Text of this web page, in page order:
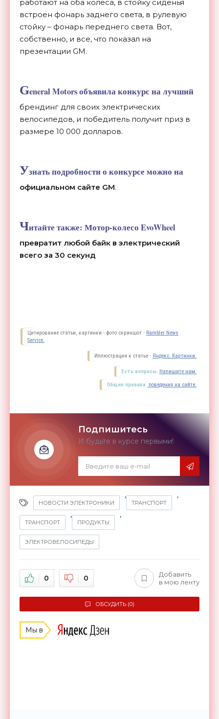
работают на оба колеса, в стойку сиденья
встроен фонарь заднего света, в рулевую
стойку – фонарь переднего света. Вот,
собственно, и все, что показал на
презентации GM.
General Motors объявила конкурс на лучший
брендинг для своих электрических
велосипедов, и победитель получит приз в
размере 10 000 долларов.
Узнать подробности о конкурсе можно на
официальном сайте GM.
Читайте также: Мотор-колесо EvoWheel
превратит любой байк в электрический
всего за 30 секунд
Цитирование статьи, картинки - фото скриншот - Rambler News
Service.
Иллюстрация к статье - Яндекс. Картинки.
Есть вопросы. Напишите нам.
Общие правила поведения на сайте.
Подпишитесь
И будьте в курсе первыми!
НОВОСТИ ЭЛЕКТРОНИКИ
,
ТРАНСПОРТ
,
ТРАНСПОРТ
,
ПРОДУКТЫ
,
ЭЛЕКТРОВЕЛОСИПЕДЫ
0 0
Добавить
в мою ленту
ОБСУДИТЬ (0)
Мы в